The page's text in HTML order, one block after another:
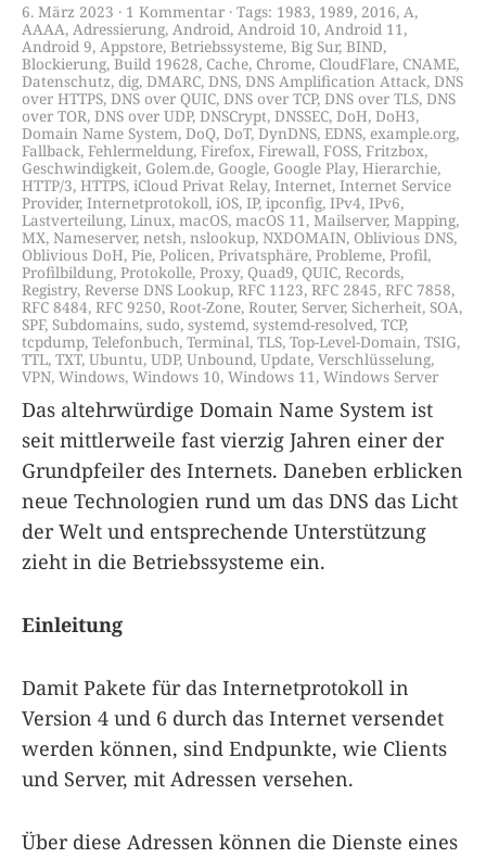
6. März 2023 1 Kommentar Tags: 1983, 1989, 2016, A,
AAAA, Adressierung, Android, Android 10, Android 11,
Android 9, Appstore, Betriebssysteme, Big Sur, BIND,
Blockierung, Build 19628, Cache, Chrome, CloudFlare, CNAME,
Datenschutz, dig, DMARC, DNS, DNS Amplification Attack, DNS
over HTTPS, DNS over QUIC, DNS over TCP, DNS over TLS, DNS
over TOR, DNS over UDP, DNSCrypt, DNSSEC, DoH, DoH3,
Domain Name System, DoQ, DoT, DynDNS, EDNS, example.org,
Fallback, Fehlermeldung, Firefox, Firewall, FOSS, Fritzbox,
Geschwindigkeit, Golem.de, Google, Google Play, Hierarchie,
HTTP/3, HTTPS, iCloud Privat Relay, Internet, Internet Service
Provider, Internetprotokoll, iOS, IP, ipconfig, IPv4, IPv6,
Lastverteilung, Linux, macOS, macOS 11, Mailserver, Mapping,
MX, Nameserver, netsh, nslookup, NXDOMAIN, Oblivious DNS,
Oblivious DoH, Pie, Policen, Privatsphäre, Probleme, Profil,
Profilbildung, Protokolle, Proxy, Quad9, QUIC, Records,
Registry, Reverse DNS Lookup, RFC 1123, RFC 2845, RFC 7858,
RFC 8484, RFC 9250, Root-Zone, Router, Server, Sicherheit, SOA,
SPF, Subdomains, sudo, systemd, systemd-resolved, TCP,
tcpdump, Telefonbuch, Terminal, TLS, Top-Level-Domain, TSIG,
TTL, TXT, Ubuntu, UDP, Unbound, Update, Verschlüsselung,
VPN, Windows, Windows 10, Windows 11, Windows Server
Das altehrwürdige Domain Name System ist
seit mittlerweile fast vierzig Jahren einer der
Grundpfeiler des Internets. Daneben erblicken
neue Technologien rund um das DNS das Licht
der Welt und entsprechende Unterstützung
zieht in die Betriebssysteme ein.
Einleitung
Damit Pakete für das Internetprotokoll in
Version 4 und 6 durch das Internet versendet
werden können, sind Endpunkte, wie Clients
und Server, mit Adressen versehen.
Über diese Adressen können die Dienste eines